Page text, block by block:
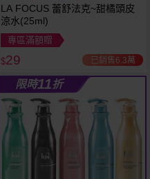
LA FOCUS 蕾舒法克~甜橘頭皮
涼水(25ml)
專區滿額贈
$29 已銷售6.3萬
限時11折